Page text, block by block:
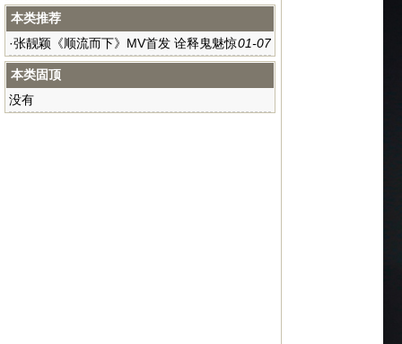
有望齐现身
本类推荐
01-07
·张靓颖《顺流而下》MV首发 诠释鬼魅惊
奇
本类固顶
没有